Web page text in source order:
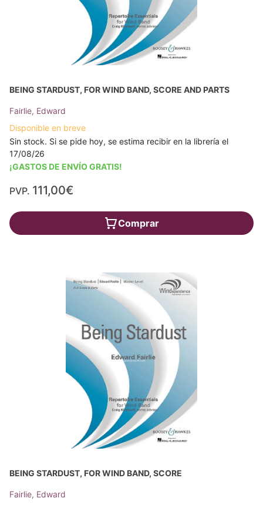
BEING STARDUST, FOR WIND BAND, SCORE AND PARTS
Fairlie, Edward
Disponible en breve
Sin stock. Si se pide hoy, se estima recibir en la librería el
17/08/26
¡GASTOS DE ENVÍO GRATIS!
PVP. 111,00€
Comprar
BEING STARDUST, FOR WIND BAND, SCORE
Fairlie, Edward